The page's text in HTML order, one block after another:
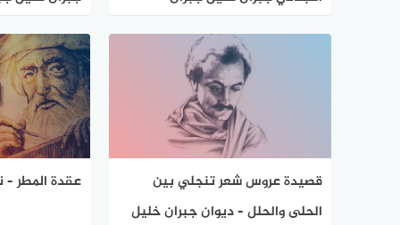
قصيدة عروس شعر تنجلي بين
الحلى والحلل – ديوان جبران خليل
عقدة المطر –